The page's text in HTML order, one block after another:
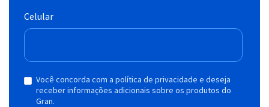
Celular
Você concorda com a política de privacidade e deseja
receber informações adicionais sobre os produtos do
Gran.